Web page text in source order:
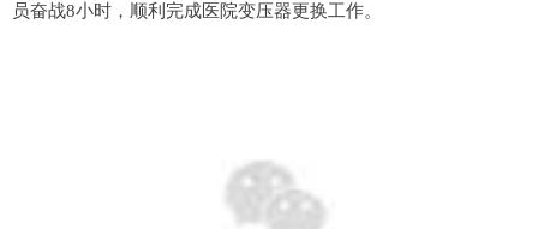
员奋战8小时，顺利完成医院变压器更换工作。